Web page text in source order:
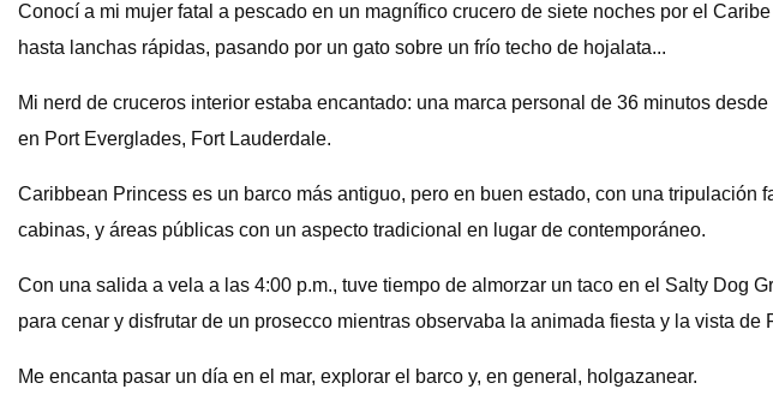
Conocí a mi mujer fatal a pescado en un magnífico crucero de siete noches por el
hasta lanchas rápidas, pasando por un gato sobre un frío techo de hojalata...
Mi nerd de cruceros interior estaba encantado: una marca personal de 36 minutos
en Port Everglades, Fort Lauderdale.
Caribbean Princess es un barco más antiguo, pero en buen estado, con una
cabinas, y áreas públicas con un aspecto tradicional en lugar de contemporáneo.
Con una salida a vela a las 4:00 p.m., tuve tiempo de almorzar un taco en el Salty Dog
para cenar y disfrutar de un prosecco mientras observaba la animada fiesta y la vista
Me encanta pasar un día en el mar, explorar el barco y, en general, holgazanear.